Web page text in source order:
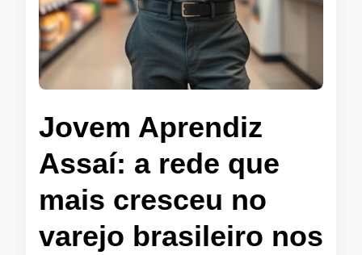
Jovem Aprendiz
Assaí: a rede que
mais cresceu no
varejo brasileiro nos